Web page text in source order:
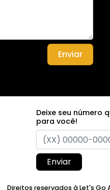
Enviar
Deixe seu número
para você!
Enviar
Direitos reservados à Let's